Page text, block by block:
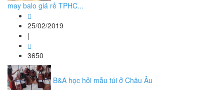
may balo giá rẻ TPHC...
25/02/2019
|
3650
B&A học hỏi mẫu túi ở Châu Âu